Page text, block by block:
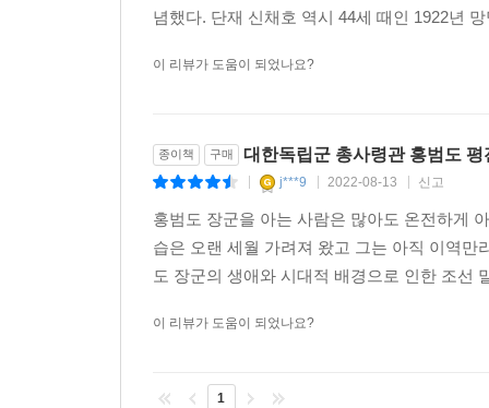
념했다. 단재 신채호 역시 44세 때인 1922년
이 리뷰가 도움이 되었나요?
종이책 구매 대한독립군 총사령관 홍범도 평
j***9 2022-08-13 신고
홍범도 장군을 아는 사람은 많아도 온전하게
습은 오랜 세월 가려져 왔고 그는 아직 이역
도 장군의 생애와 시대적 배경으로 인한 조선
이 리뷰가 도움이 되었나요?
1